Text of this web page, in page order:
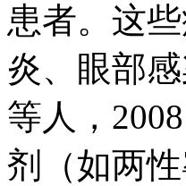
患者。这
炎、眼部
等人，
剂（如两